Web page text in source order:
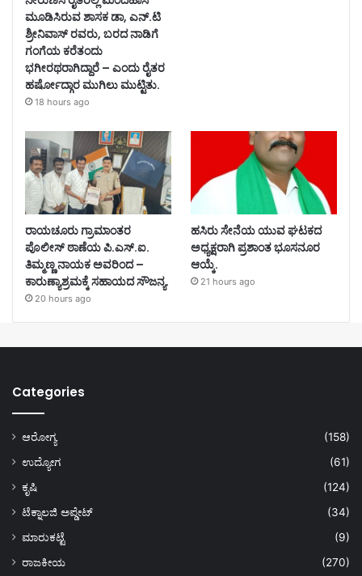
ಮೂಡಿಸಿರುವ ಶಾಸಕ ಡಾ, ಎನ್.ಟಿ
ಶ್ರೀನಿವಾಸ್ ರವರು, ಬರದ ನಾಡಿಗೆ
ಗಂಗೆಯ ಕರೆತಂದು
ಭಗೀರಥರಾಗಿದ್ದಾರೆ – ಎಂದು ರೈತರ
ಹರ್ಷೋದ್ಗಾರ ಮುಗಿಲು ಮುಟ್ಟಿತು.
18 hours ago
ರಾಯಚೂರು ಗ್ರಾಮಾಂತರ
ಪೊಲೀಸ್ ಠಾಣೆಯ ಪಿ.ಎಸ್.ಐ.
ತಿಮ್ಮಣ್ಣ ನಾಯಕ ಅವರಿಂದ –
ಕಾರುಣ್ಯಾಶ್ರಮಕ್ಕೆ ಸಹಾಯದ ಸೌಜನ್ಯ.
20 hours ago
ಹಸಿರು ಸೇನೆಯ ಯುವ ಘಟಕದ
ಅಧ್ಯಕ್ಷರಾಗಿ ಪ್ರಶಾಂತ ಭೂಸನೂರ
ಆಯ್ಕೆ.
21 hours ago
Categories
ಆರೋಗ್ಯ
(158)
ಉದ್ಯೋಗ
(61)
ಕೃಷಿ
(124)
ಟೆಕ್ನಾಲಜಿ ಅಪ್ಡೇಟ್
(34)
ಮಾರುಕಟ್ಟೆ
(9)
ರಾಜಕೀಯ
(270)